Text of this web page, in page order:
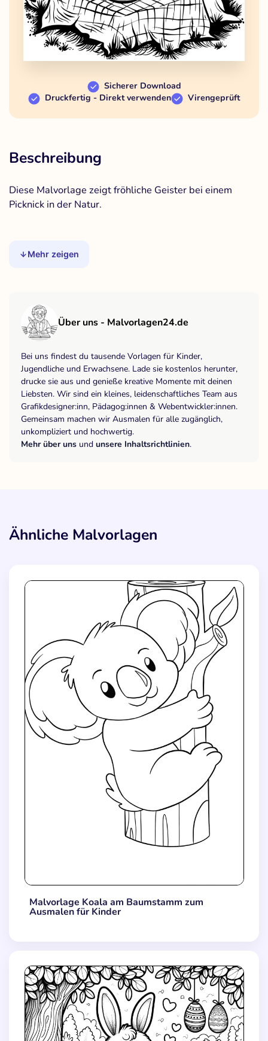
Sicherer Download
Druckfertig - Direkt verwenden
Virengeprüft
Beschreibung
Diese Malvorlage zeigt fröhliche Geister bei einem
Picknick in der Natur.
Mehr zeigen
Über uns - Malvorlagen24.de
Bei uns findest du tausende Vorlagen für Kinder,
Jugendliche und Erwachsene. Lade sie kostenlos herunter,
drucke sie aus und genieße kreative Momente mit deinen
Liebsten. Wir sind ein kleines, leidenschaftliches Team aus
Grafikdesigner:inn, Pädagog:innen & Webentwickler:innen.
Gemeinsam machen wir Ausmalen für alle zugänglich,
unkompliziert und hochwertig.
Mehr über uns und unsere Inhaltsrichtlinien.
Ähnliche Malvorlagen
Malvorlage Koala am Baumstamm zum
Ausmalen für Kinder